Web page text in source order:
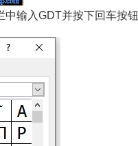
输入GDT并按下回车按钮